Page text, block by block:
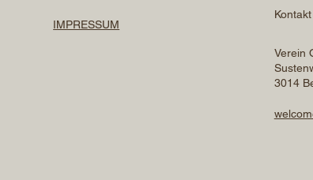
IMPRESSUM
Kontakt
Verein
3014